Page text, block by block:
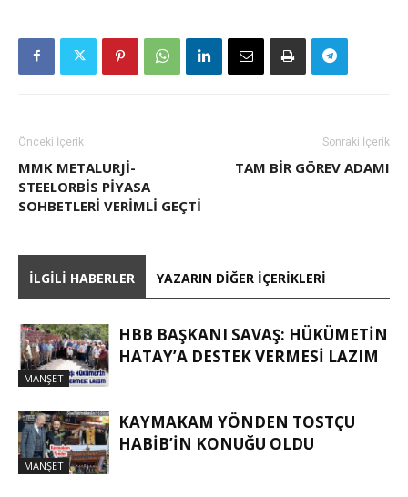
Önceki İçerik
MMK METALURJI-
STEELORBIS PIYASA
SOHBETLERI VERIMLI GEÇTI
Sonraki İçerik
TAM BIR GÖREV ADAMI
İLGILI HABERLER YAZARIN DIĞER İÇERIKLERI
MANŞET
HBB BAŞKANI SAVAŞ: HÜKÜMETİN
HATAY’A DESTEK VERMESİ LAZIM
MANŞET
KAYMAKAM YÖNDEN TOSTÇU
HABIB’IN KONUĞU OLDU